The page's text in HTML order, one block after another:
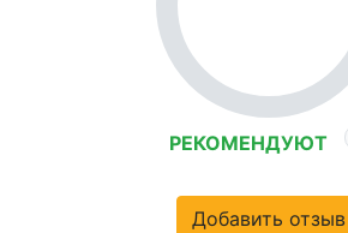
РЕКОМЕНДУЮТ
Добавить отзыв